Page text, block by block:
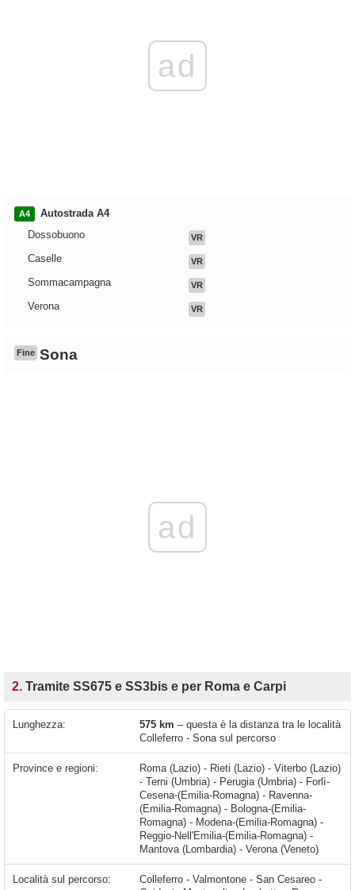
ad
A4
Autostrada A4
Dossobuono
VR
Caselle VR
Sommacampagna VR
Verona VR
Fine Sona
ad
2. Tramite SS675 e SS3bis e per Roma e Carpi
Lunghezza: 575 km – questa è la distanza tra le località
Colleferro - Sona sul percorso
Province e regioni:
Roma (Lazio) - Rieti (Lazio) - Viterbo (Lazio)
- Terni (Umbria) - Perugia (Umbria) - Forlì-
Cesena-(Emilia-Romagna) - Ravenna-
(Emilia-Romagna) - Bologna-(Emilia-
Romagna) - Modena-(Emilia-Romagna) -
Reggio-Nell'Emilia-(Emilia-Romagna) -
Mantova (Lombardia) - Verona (Veneto)
Località sul percorso: Colleferro - Valmontone - San Cesareo - Guidonia Montecelio - Laghetto - Roma - Passo Corese - Fiano Romano - Ponzano Romano - Stimigliano Scalo - Magliano Sabina - Frangellini - Caldare - San Liberato - Nera Montoro - Montoro - Fornole - Narni Scalo - Terni - Acqua Vogliera - San Gemini - Quadrelli - Casteltodino - Acquasparta - Stazione - Casigliano - Selvarelle Basse - Collevalenza - Todi - Pantalla - Collepepe - Marsciano - Carceri - Ripabianca - Casalina - Deruta - Ponte Nuovo - Fornaci